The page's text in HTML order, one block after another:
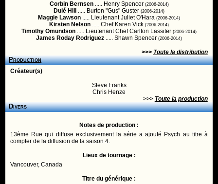
Corbin Bernsen..... Henry Spencer (2006-2014)
Dulé Hill ..... Burton "Gus" Guster (2006-2014)
Maggie Lawson ..... Lieutenant Juliet O'Hara (2006-2014)
Kirsten Nelson ..... Chef Karen Vick (2006-2014)
Timothy Omundson ..... Lieutenant Chef Carlton Lassiter (2006-2014)
James Roday Rodriguez ..... Shawn Spencer (2006-2014)
>>> Toute la distribution
Production
Créateur(s)
Steve Franks
Chris Henze
>>> Toute la production
Divers
Notes de production :
13ème Rue qui diffuse exclusivement la série a ajouté Psych au titre à
compter de la diffusion de la saison 4.
Lieux de tournage :
Vancouver, Canada
Titre du générique :